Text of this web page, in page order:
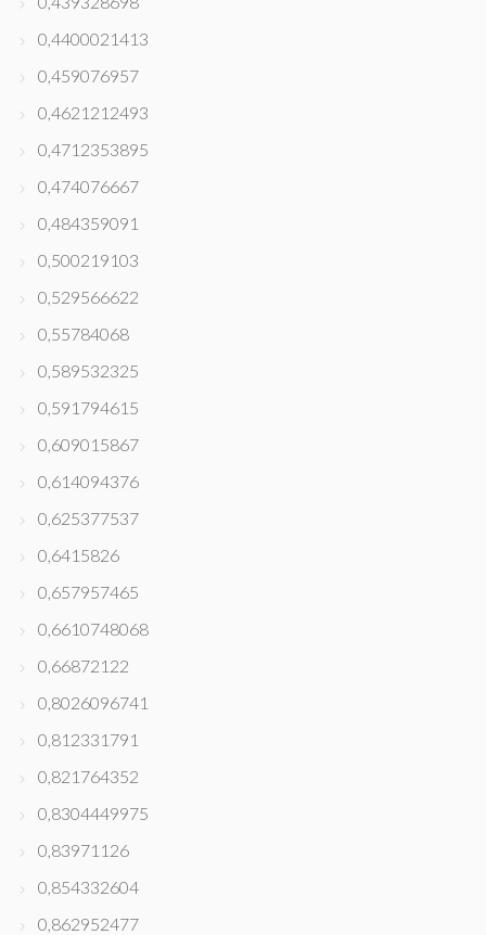
0,4400021413
0,459076957
0,4621212493
0,4712353895
0,474076667
0,484359091
0,500219103
0,529566622
0,55784068
0,589532325
0,591794615
0,609015867
0,614094376
0,625377537
0,6415826
0,657957465
0,6610748068
0,66872122
0,8026096741
0,812331791
0,821764352
0,8304449975
0,83971126
0,854332604
0,862952477